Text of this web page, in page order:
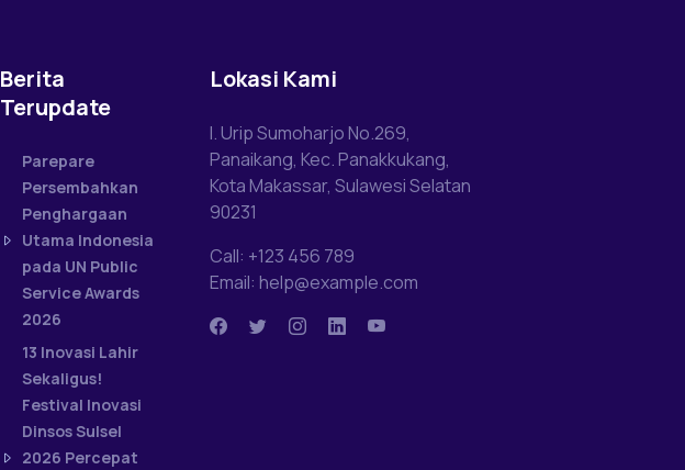
Berita
Terupdate
Parepare
Persembahkan
Penghargaan
Utama Indonesia
pada UN Public
Service Awards
2026
13 Inovasi Lahir
Sekaligus!
Festival Inovasi
Dinsos Sulsel
2026 Percepat
Lokasi Kami
l. Urip Sumoharjo No.269,
Panaikang, Kec. Panakkukang,
Kota Makassar, Sulawesi Selatan
90231
Call: +123 456 789
Email: help@example.com